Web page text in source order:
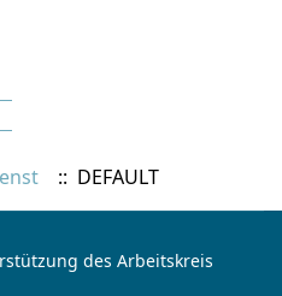
:: DEFAULT
des Arbeitskreis